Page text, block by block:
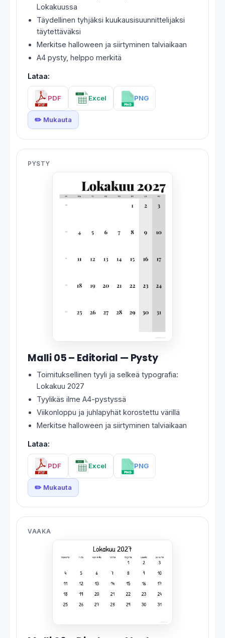
Lokakuussa
Täydellinen tyhjäksi kuukausisuunnittelijaksi
täytettäväksi
Merkitse halloween ja siirtyminen talviaikaan
A4 pysty, helppo merkitä
Lataa:
PDF Excel PNG
✏️ Mukauta
PYSTY
Malli 05 – Editorial — Pysty
Toimituksellinen tyyli ja selkeä typografia:
Lokakuu 2027
Tyylikäs ilme A4-pystyssä
Viikonloppu ja juhlapyhät korostettu värillä
Merkitse halloween ja siirtyminen talviaikaan
Lataa:
PDF Excel PNG
✏️ Mukauta
VAAKA